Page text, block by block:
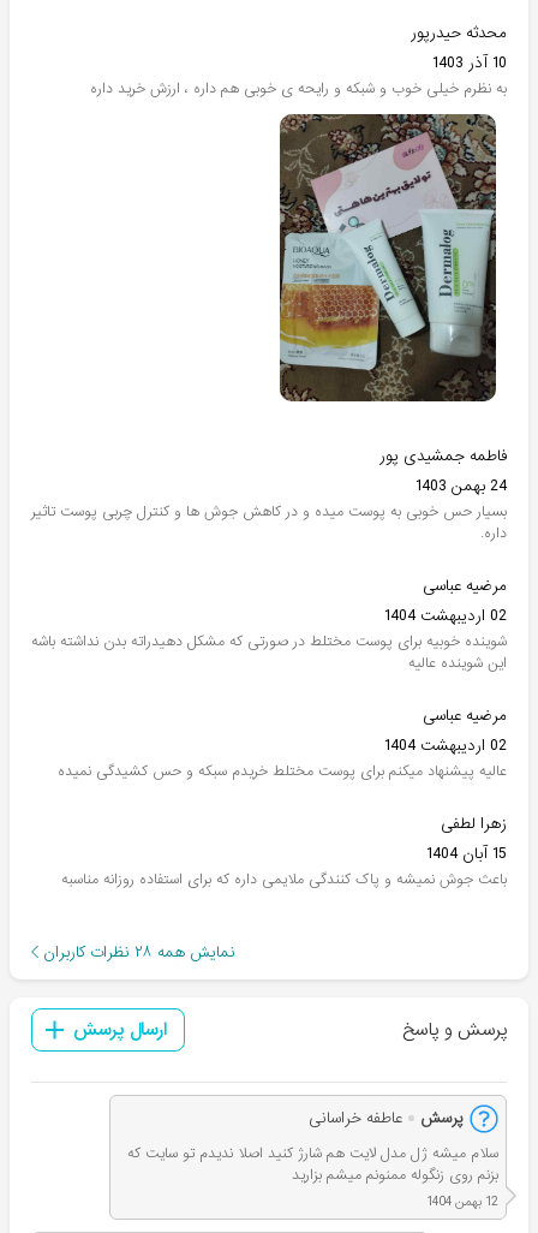
محدثه حیدرپور
10 آذر 1403
به نظرم خیلی خوب و شبکه و رایحه ی خوبی هم داره ، ارزش خرید داره
فاطمه جمشیدی پور
24 بهمن 1403
بسیار حس خوبی به پوست میده و در کاهش جوش ها و کنترل چربی پوست تاثیر
داره.
مرضیه عباسی
02 اردیبهشت 1404
شوینده خوبیه برای پوست مختلط در صورتی که مشکل دهیدراته بدن نداشته باشه
این شوینده عالیه
مرضیه عباسی
02 اردیبهشت 1404
عالیه پیشنهاد میکنم برای پوست مختلط خریدم سبکه و حس کشیدگی نمیده
زهرا لطفی
15 آبان 1404
باعث جوش نمیشه و پاک کنندگی ملایمی داره که برای استفاده روزانه مناسبه
نمایش همه ۲۸ نظرات کاربران
پرسش و پاسخ ارسال پرسش
پرسش عاطفه خراسانی
سلام میشه ژل مدل لایت هم شارژ کنید اصلا ندیدم تو سایت که
بزنم روی زنگوله ممنونم میشم بزارید
12 بهمن 1404